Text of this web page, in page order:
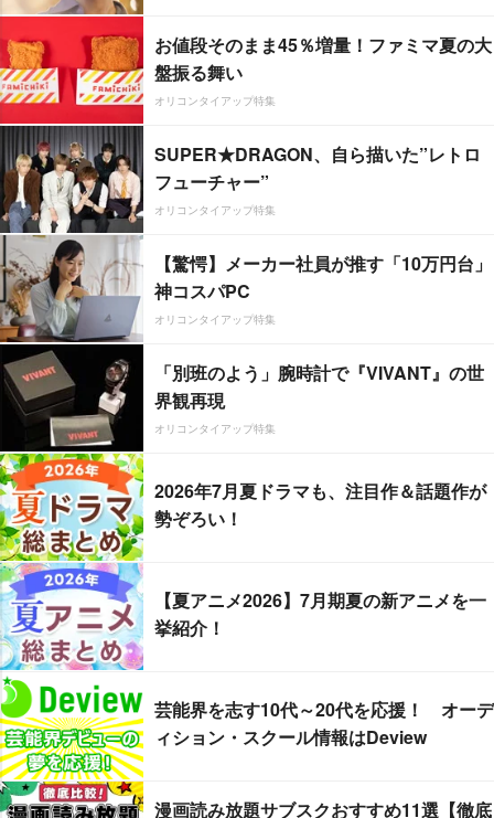
お値段そのまま45％増量！ファミマ夏の大
盤振る舞い
オリコンタイアップ特集
SUPER★DRAGON、自ら描いた”レトロ
フューチャー”
オリコンタイアップ特集
【驚愕】メーカー社員が推す「10万円台」
神コスパPC
オリコンタイアップ特集
「別班のよう」腕時計で『VIVANT』の世
界観再現
オリコンタイアップ特集
2026年7月夏ドラマも、注目作＆話題作が
勢ぞろい！
【夏アニメ2026】7月期夏の新アニメを一
挙紹介！
芸能界を志す10代～20代を応援！ オーデ
ィション・スクール情報はDeview
漫画読み放題サブスクおすすめ11選【徹底